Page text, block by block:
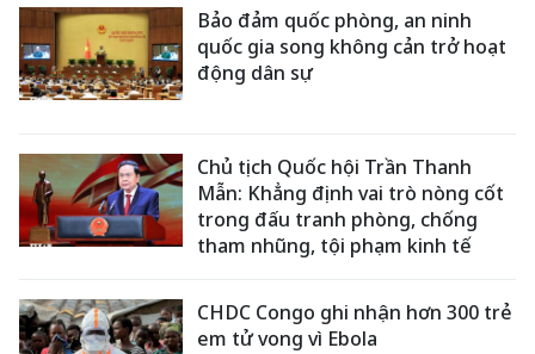
Bảo đảm quốc phòng, an ninh
quốc gia song không cản trở hoạt
động dân sự
Chủ tịch Quốc hội Trần Thanh
Mẫn: Khẳng định vai trò nòng cốt
trong đấu tranh phòng, chống
tham nhũng, tội phạm kinh tế
CHDC Congo ghi nhận hơn 300 trẻ
em tử vong vì Ebola